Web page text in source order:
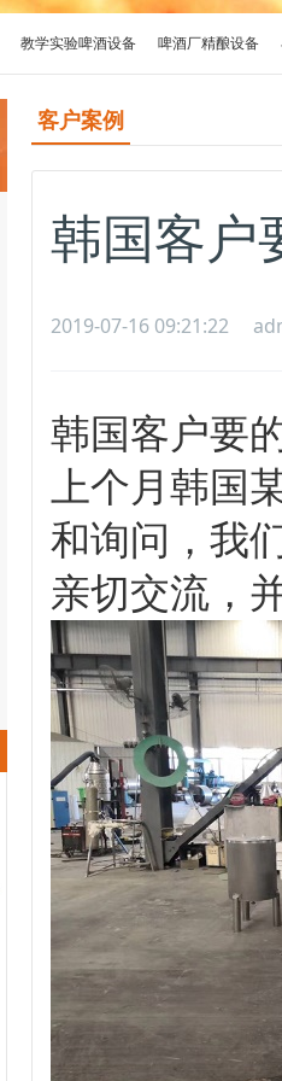
教学实验啤酒设备 啤酒厂精酿设备
客户案例
韩国客户
2019-07-16 09:21:22
韩国客户要
上个月韩国
和询问，我
亲切交流，